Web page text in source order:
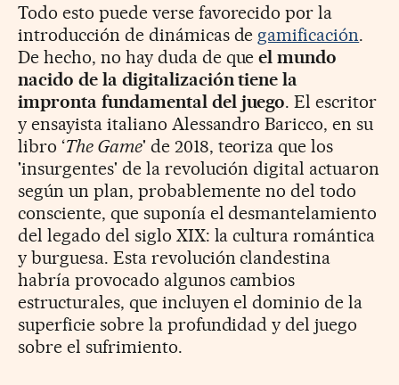
Todo esto puede verse favorecido por la
introducción de dinámicas de gamificación.
De hecho, no hay duda de queel mundo
nacido de la digitalización tiene la
impronta fundamental del juego. El escritor
y ensayista italiano Alessandro Baricco, en su
libro ‘The Game' de 2018, teoriza que los
'insurgentes' de la revolución digital actuaron
según un plan, probablemente no del todo
consciente, que suponía el desmantelamiento
del legado del siglo XIX: la cultura romántica
y burguesa. Esta revolución clandestina
habría provocado algunos cambios
estructurales, que incluyen el dominio de la
superficie sobre la profundidad y del juego
sobre el sufrimiento.